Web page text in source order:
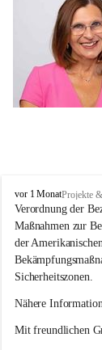
O
s
l
i
p
vor 1 MonatProjekte
Verordnung der
Maßnahmen zur
der
Sicherheitszonen.
Nähere
Mit freundlichen